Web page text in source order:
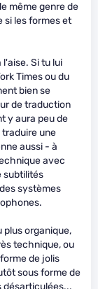
même genre de
si les formes et
l'aise. Si tu lui
Times ou du
bien se
de traduction
y aura peu de
traduire une
aussi - à
avec
subtilités
systèmes
plus organique,
technique, ou
de jolis
sous forme de